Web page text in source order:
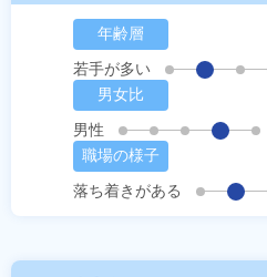
年齢層
若手が多い
男女比
男性
職場の様子
落ち着きがある